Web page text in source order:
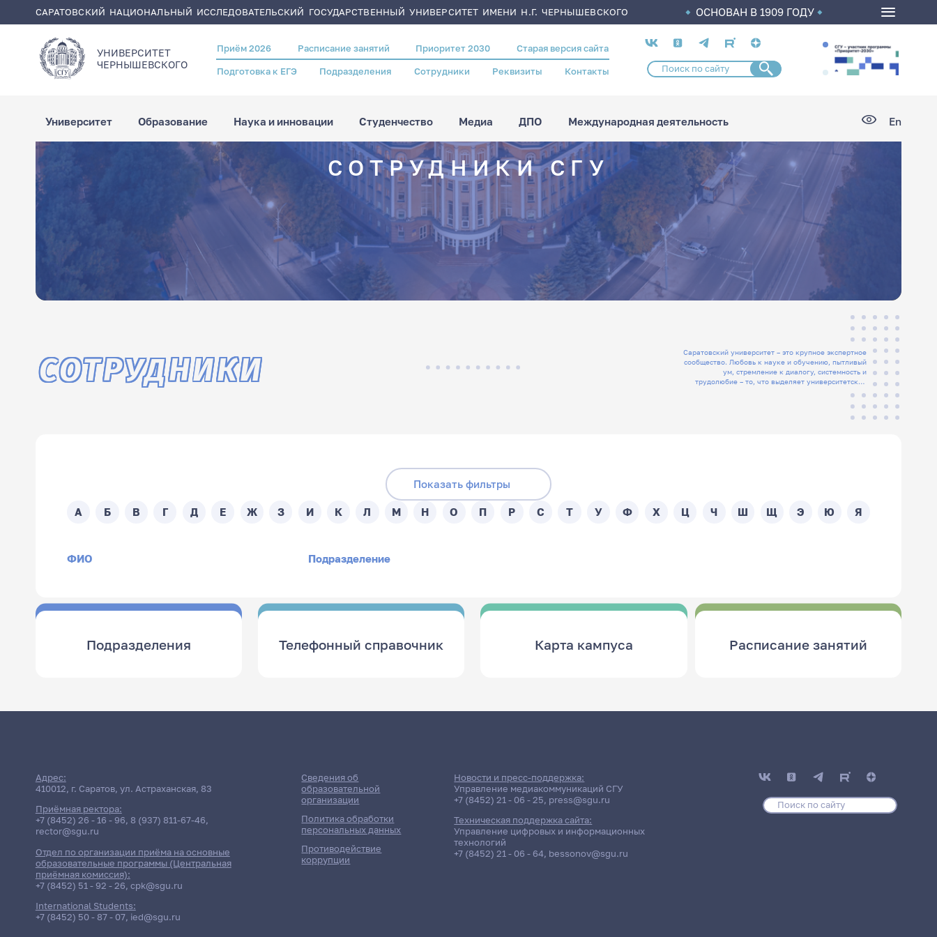
к
САРАТОВСКИЙ НАЦИОНАЛЬНЫЙ ИССЛЕДОВАТЕЛЬСКИЙ ГОСУДАРСТВЕННЫЙ УНИВЕРСИТЕТ ИМЕНИ Н.Г. ЧЕРНЫШЕВСКОГО ОСНОВАН В 1909 ГОДУ
УНИВЕРСИТЕТ
ЧЕРНЫШЕВСКОГO
Header
menu
Приём 2026 Расписание занятий Приоритет 2030 Старая версия сайта
Подготовка к ЕГЭ Подразделения Сотрудники Реквизиты Контакты
Социальные
сети
Университет Образование Наука и инновации Студенчество Медиа ДПО Международная деятельность En
Строка
навигации
Главная Сотрудники
СОТРУДНИКИ СГУ
Саратовский университет – это крупное экспертное
сообщество. Любовь к науке и обучению, пытливый
ум, стремление к диалогу, системность и
трудолюбие – то, что выделяет университетских
СОТРУДНИКИ
Показать фильтры
Поиск по подразделениям:
- Любой -
А Б В Г Д Е Ж З И К Л М Н О П Р С Т У Ф Х Ц Ч Ш Щ Э Ю Я
ФИО Подразделение
Подразделения Телефонный справочник Карта кампуса Расписание занятий
Адрес:
410012, г. Саратов, ул. Астраханская, 83
Приёмная ректора:
+7 (8452) 26 - 16 - 96, 8 (937) 811-67-46,
rector@sgu.ru
Отдел по организации приёма на основные
образовательные программы (Центральная
приёмная комиссия):
+7 (8452) 51 - 92 - 26, cpk@sgu.ru
International Students:
+7 (8452) 50 - 87 - 07, ied@sgu.ru
Сведения об
образовательной
организации
Политика обработки
персональных данных
Противодействие
коррупции
Новости и пресс-поддержка:
Управление медиакоммуникаций СГУ
+7 (8452) 21 - 06 - 25, press@sgu.ru
Техническая поддержка сайта:
Управление цифровых и информационных
технологий
+7 (8452) 21 - 06 - 64, bessonov@sgu.ru